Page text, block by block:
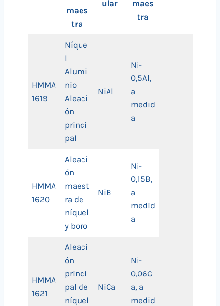
maes
tra
ular
maes
tra
HMMA
1619
Níque
l
Alumi
nio
Aleaci
ón
princi
pal
NiAl
Ni-
0,5Al,
a
medid
a
HMMA
1620
Aleaci
ón
maest
ra de
níquel
y boro
NiB
Ni-
0,15B,
a
medid
a
HMMA
1621
Aleaci
ón
princi
pal de
níquel
NiCa
Ni-
0,06C
a, a
medid